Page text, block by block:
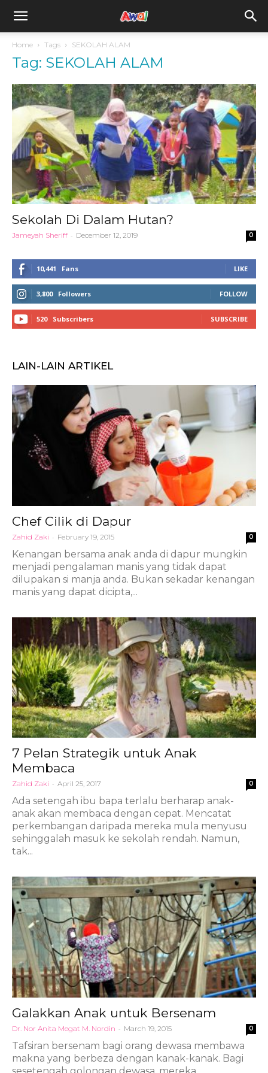
awal.my
Home Tags SEKOLAH ALAM
Tag: SEKOLAH ALAM
Sekolah Di Dalam Hutan?
Jameyah Sheriff - December 12, 2019 0
10,441 Fans LIKE
3,800 Followers FOLLOW
520 Subscribers SUBSCRIBE
LAIN-LAIN ARTIKEL
Chef Cilik di Dapur
Zahid Zaki - February 19, 2015 0
Kenangan bersama anak anda di dapur mungkin
menjadi pengalaman manis yang tidak dapat
dilupakan si manja anda. Bukan sekadar kenangan
manis yang dapat dicipta,...
7 Pelan Strategik untuk Anak
Membaca
Zahid Zaki - April 25, 2017 0
Ada setengah ibu bapa terlalu berharap anak-
anak akan membaca dengan cepat. Mencatat
perkembangan daripada mereka mula menyusu
sehinggalah masuk ke sekolah rendah. Namun,
tak...
Galakkan Anak untuk Bersenam
Dr. Nor Anita Megat M. Nordin - March 19, 2015 0
Tafsiran bersenam bagi orang dewasa membawa
makna yang berbeza dengan kanak-kanak. Bagi